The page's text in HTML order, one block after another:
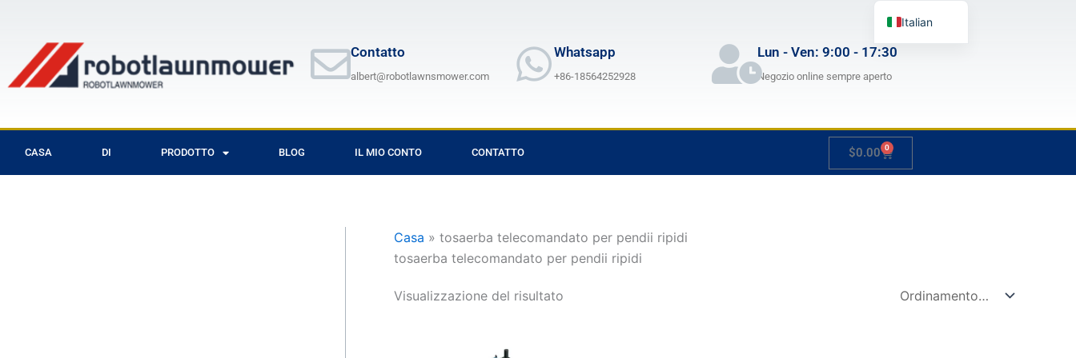
contenuto
Contatto
albert@robotlawnsmower.com
Whatsapp
+86-18564252928
Lun - Ven: 9:00 - 17:30
Negozio online sempre aperto
CASA DI PRODOTTO BLOG IL MIO CONTO CONTATTO $0.00 0
Carrello
Casa » tosaerba telecomandato per pendii ripidi
tosaerba telecomandato per pendii ripidi
Visualizzazione del risultato
Fascia
Italian
Japanese